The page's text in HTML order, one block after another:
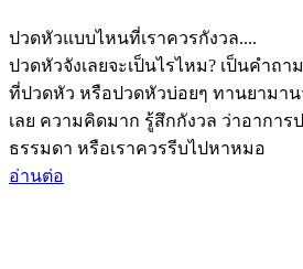
ปวดหัวแบบไหนที่เราควรกังวล....
ปวดหัวจังเลยจะเป็นไรไหม? เป็นคำถ
ที่ปวดหัว หรือปวดหัวบ่อยๆ ทานยามา
เลย ความคิดมาก รู้สึกกังวล ว่าอาการ
ธรรมดา หรือเราควรรีบไปหาหมอ
อ่านต่อ